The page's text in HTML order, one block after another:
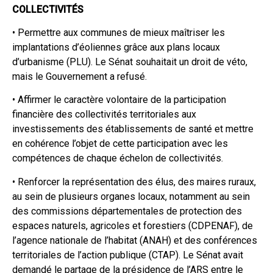
COLLECTIVITÉS
• Permettre aux communes de mieux maîtriser les
implantations d’éoliennes grâce aux plans locaux
d’urbanisme (PLU). Le Sénat souhaitait un droit de véto,
mais le Gouvernement a refusé.
• Affirmer le caractère volontaire de la participation
financière des collectivités territoriales aux
investissements des établissements de santé et mettre
en cohérence l’objet de cette participation avec les
compétences de chaque échelon de collectivités.
• Renforcer la représentation des élus, des maires ruraux,
au sein de plusieurs organes locaux, notamment au sein
des commissions départe­mentales de protection des
espaces naturels, agricoles et forestiers (CDPENAF), de
l’agence nationale de l’habitat (ANAH) et des conférences
territoriales de l’action publique (CTAP). Le Sénat avait
demandé le partage de la présidence de l’ARS entre le